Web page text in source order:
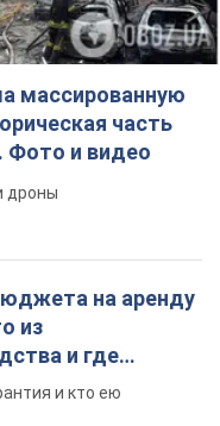
массированную
часть
Фото и видео
дроны
на аренду
из
и где
и кто ею